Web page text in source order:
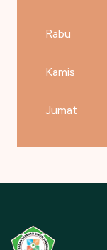
Rabu
Kamis
Jumat